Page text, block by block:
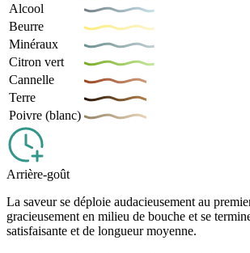
Alcool
Beurre
Minéraux
Citron vert
Cannelle
Terre
Poivre (blanc)
Arrière-goût
La saveur se déploie audacieusement au
gracieusement en milieu de bouche et se
satisfaisante et de longueur moyenne.